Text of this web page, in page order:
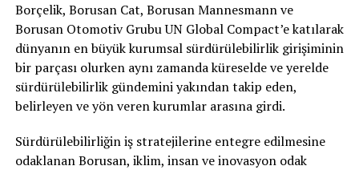
Borçelik, Borusan Cat, Borusan Mannesmann ve
Borusan Otomotiv Grubu UN Global Compact’e katılarak
dünyanın en büyük kurumsal sürdürülebilirlik girişiminin
bir parçası olurken aynı zamanda küreselde ve yerelde
sürdürülebilirlik gündemini yakından takip eden,
belirleyen ve yön veren kurumlar arasına girdi.
Sürdürülebilirliğin iş stratejilerine entegre edilmesine
odaklanan Borusan, iklim, insan ve inovasyon odak